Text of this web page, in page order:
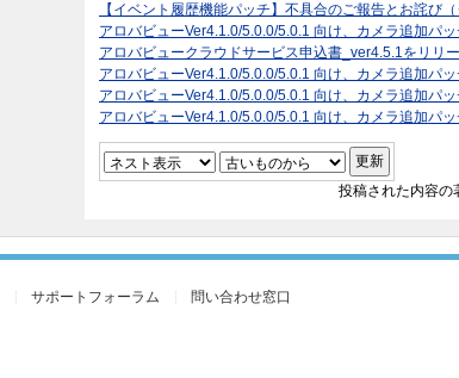
【イベント履歴機能パッチ】不具合のご報告とお詫び
アロバビューVer4.1.0/5.0.0/5.0.1 向け、カメラ追加パ
アロバビュークラウドサービス申込書_ver4.5.1をリリー
アロバビューVer4.1.0/5.0.0/5.0.1 向け、カメラ追加パ
アロバビューVer4.1.0/5.0.0/5.0.1 向け、カメラ追加パ
アロバビューVer4.1.0/5.0.0/5.0.1 向け、カメラ追加パ
投稿された内容の
サポートフォーラム 問い合わせ窓口